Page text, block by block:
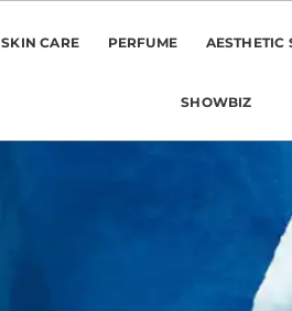
SKIN CARE PERFUME AESTHETIC
SHOWBIZ